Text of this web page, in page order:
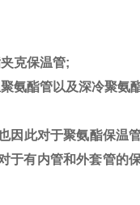
克保温管;
氨酯管以及深冷聚氨酯
此对于聚氨酯保温
于有内管和外套管的